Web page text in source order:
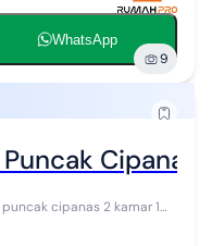
WhatsApp
9
Cipanas
cipanas 2 kamar 1